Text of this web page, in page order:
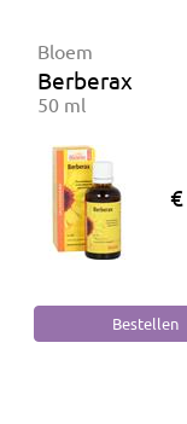
Bloem
Berberax
50 ml